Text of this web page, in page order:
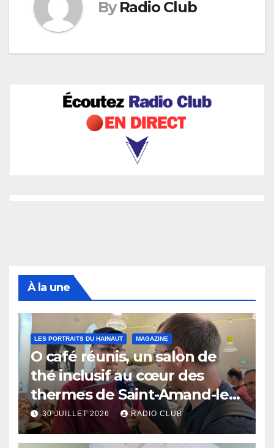
By Radio Club
À la une
LES PORTRAITS DU HAINAUT MAGAZINE
O café réunis, un salon de
thé inclusif au cœur des
thermes de Saint-Amand-les-
Eaux
30 JUILLET 2026 RADIO CLUB